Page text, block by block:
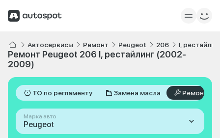
Автосервисы Ремонт Peugeot 206 I,
Ремонт Peugeot 206 I, рестайлинг (2002-
2009)
ТО по регламенту Замена масла Ремонт
Марка авто
Peugeot